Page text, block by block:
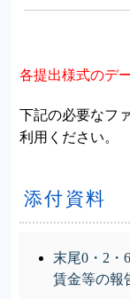
各提出様式のデ
下記の必要なフ
利用ください。
添付資料
末尾0・2・
賃金等の報